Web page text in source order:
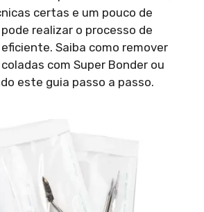
certas e um pouco de
realizar o processo de
Saiba como remover
com Super Bonder ou
este guia passo a passo.